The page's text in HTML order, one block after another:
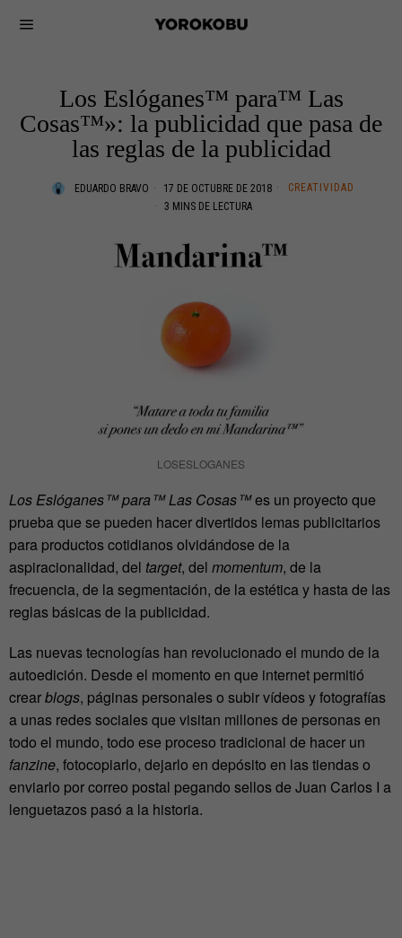
Los Eslóganes™ para™ Las
Cosas™»: la publicidad que pasa de
las reglas de la publicidad
EDUARDO BRAVO 17 DE OCTUBRE DE 2018
CREATIVIDAD
3 MINS DE LECTURA
LOSESLOGANES
Los Eslóganes™ para™ Las Cosas™es un proyecto que
prueba que se pueden hacer divertidos lemas publicitarios
para productos cotidianos olvidándose de la
aspiracionalidad, del target, del momentum, de la
frecuencia, de la segmentación, de la estética y hasta de las
reglas básicas de la publicidad.
Las nuevas tecnologías han revolucionado el mundo de la
autoedición. Desde el momento en que internet permitió
crearblogs, páginas personales o subir vídeos y fotografías
a unas redes sociales que visitan millones de personas en
todo el mundo, todo ese proceso tradicional de hacer un
fanzine, fotocopiarlo, dejarlo en depósito en las tiendas o
enviarlo por correo postal pegando sellos de Juan Carlos I a
lenguetazos pasó a la historia.